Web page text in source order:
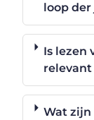
loop
Is lezen
Wat zijn